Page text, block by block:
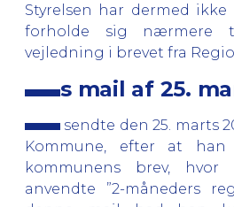
Styrelsen har dermed
forholde sig nærmere
vejledning i brevet fra
s mail af 25.
sendte den 25. marts
Kommune, efter at han
kommunens brev,
anvendte ”2-måneders